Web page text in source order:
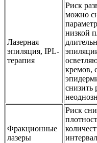
Лазерная
эпиляция, IPL-
терапия
Риск
можно
низкой
кремов,
снизить
Фракционные
лазеры
Риск